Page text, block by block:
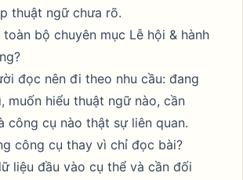
thuật ngữ chưa rõ.
bộ chuyên mục Lễ hội & hành
đọc nên đi theo nhu cầu: đang
muốn hiểu thuật ngữ nào, cần
công cụ nào thật sự liên quan.
công cụ thay vì chỉ đọc bài?
liệu đầu vào cụ thể và cần đối